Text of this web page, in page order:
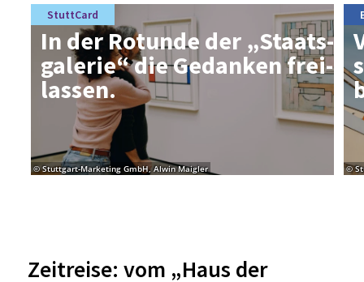
© Stuttgart-Marketing GmbH, Alwin Maigler
In der Ro­tun­de der „Staats­
ga­le­rie“ die Ge­dan­ken frei­
las­sen.
StuttCard
©
Zeitreise: vom „Haus der